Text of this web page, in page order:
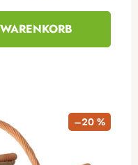
–20 %